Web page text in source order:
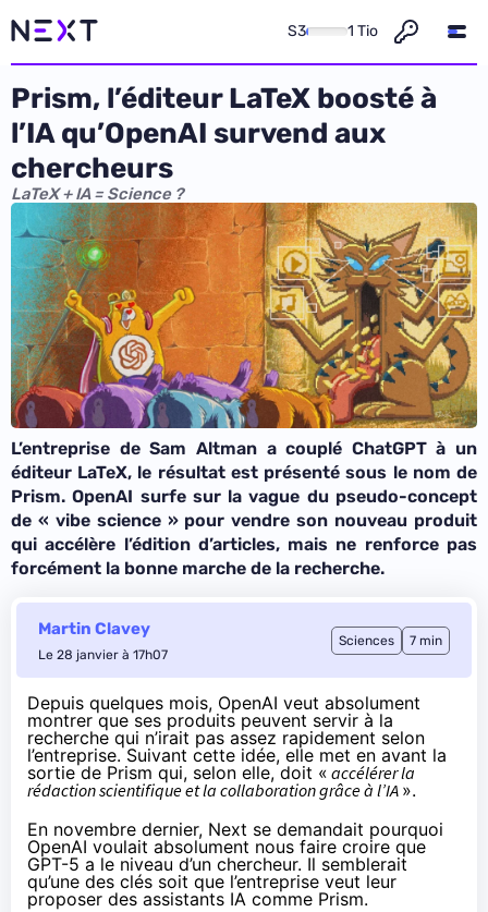
S3 1 Tio
Prism, l’éditeur LaTeX boosté à
l’IA qu’OpenAI survend aux
chercheurs
LaTeX + IA = Science ?
L’entreprise de Sam Altman a couplé ChatGPT à un
éditeur LaTeX, le résultat est présenté sous le nom de
Prism. OpenAI surfe sur la vague du pseudo-concept
de « vibe science » pour vendre son nouveau produit
qui accélère l’édition d’articles, mais ne renforce pas
forcément la bonne marche de la recherche.
Martin Clavey
Le 28 janvier à 17h07
Sciences 7 min
Depuis quelques mois, OpenAI veut absolument
montrer que ses produits peuvent servir à la
recherche qui n’irait pas assez rapidement selon
l’entreprise. Suivant cette idée, elle met en avant la
sortie de Prism qui, selon elle, doit « accélérer la
rédaction scientifique et la collaboration grâce à l’IA ».
En novembre dernier, Next se demandait pourquoi
OpenAI voulait absolument nous faire croire que
GPT-5 a le niveau d’un chercheur. Il semblerait
qu’une des clés soit que l’entreprise veut leur
proposer des assistants IA comme Prism.